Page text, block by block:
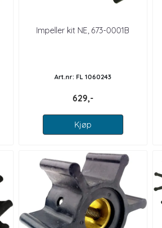
Impeller kit NE, 673-0001B
Art.nr: FL 1060243
629,-
Kjøp